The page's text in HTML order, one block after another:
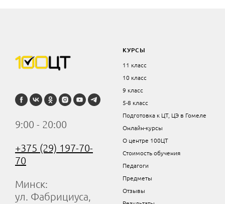
9:00 - 20:00
+375 (29) 197-70-
70
Минск:
ул. Фабрициуса,
КУРСЫ
11 класс
10 класс
9 класс
5-8 класс
Подготовка к ЦТ, ЦЭ в Гомеле
Онлайн-курсы
О центре 100ЦТ
Стоимость обучения
Педагоги
Предметы
Отзывы